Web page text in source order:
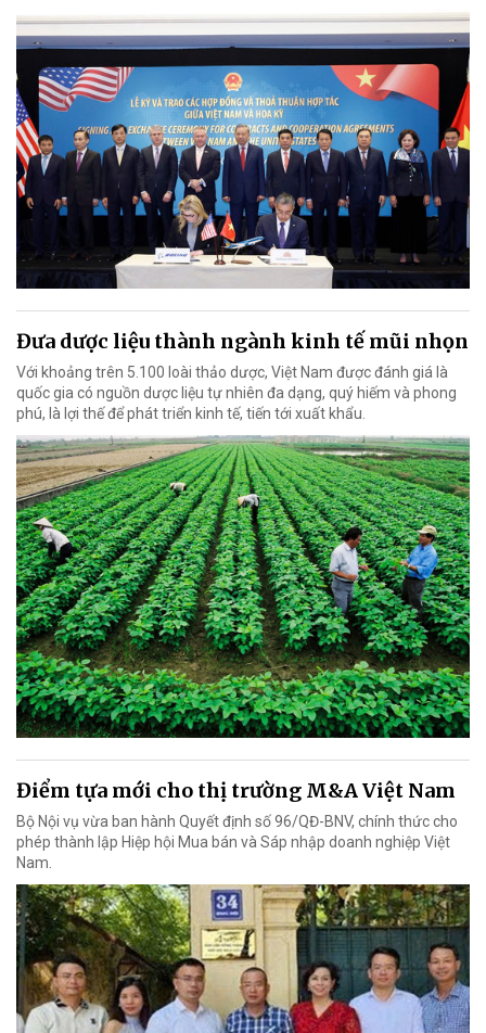
Đưa dược liệu thành ngành kinh tế mũi nhọn
Với khoảng trên 5.100 loài thảo dược, Việt Nam được đánh giá là
quốc gia có nguồn dược liệu tự nhiên đa dạng, quý hiếm và phong
phú, là lợi thế để phát triển kinh tế, tiến tới xuất khẩu.
Điểm tựa mới cho thị trường M&A Việt Nam
Bộ Nội vụ vừa ban hành Quyết định số 96/QĐ-BNV, chính thức cho
phép thành lập Hiệp hội Mua bán và Sáp nhập doanh nghiệp Việt
Nam.